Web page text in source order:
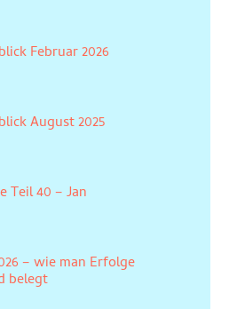
Februar 2026
August 2025
Teil 40 – Jan
– wie man Erfolge
belegt